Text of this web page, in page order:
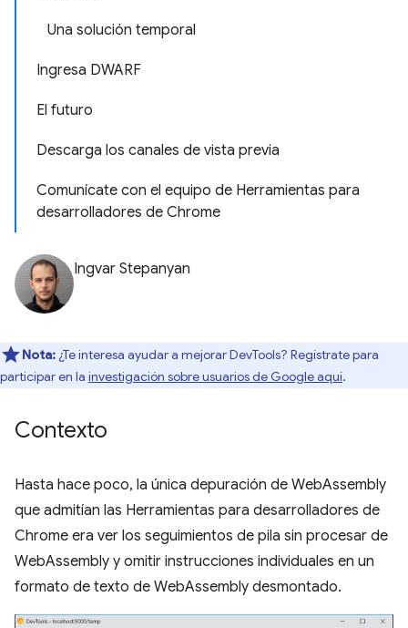
Una solución temporal
Ingresa DWARF
El futuro
Descarga los canales de vista previa
Comunícate con el equipo de Herramientas para
desarrolladores de Chrome
Ingvar Stepanyan
Nota: ¿Te interesa ayudar a mejorar DevTools? Regístrate para
participar en la investigación sobre usuarios de Google aquí.
Contexto
Hasta hace poco, la única depuración de WebAssembly
que admitían las Herramientas para desarrolladores de
Chrome era ver los seguimientos de pila sin procesar de
WebAssembly y omitir instrucciones individuales en un
formato de texto de WebAssembly desmontado.